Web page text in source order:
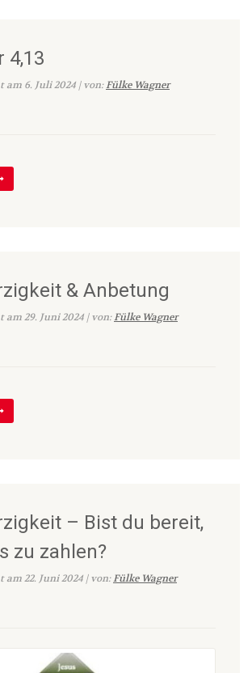
4,13
am 6. Juli 2024 | von:Fülke Wagner
& Anbetung
am 29. Juni 2024 | von:Fülke Wagner
– Bist du bereit,
zu zahlen?
am 22. Juni 2024 | von:Fülke Wagner